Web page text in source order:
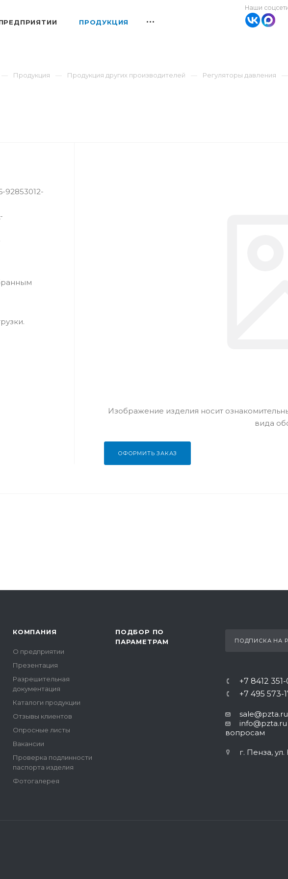
Наши
ПРОДУКЦИЯ
Продукция Продукция других производителей Регуляторы давления
92853012-
Изображение изделия носит
вида
ОФОРМИТЬ ЗАКАЗ
КОМПАНИЯ
О предприятии
Презентация
Разрешительная
документация
Каталоги продукции
Отзывы клиентов
Опросные листы
Вакансии
Проверка подлинности
паспорта изделия
Фотогалерея
ПОДБОР ПО
ПАРАМЕТРАМ
ПОДПИСКА НА
+7 8412
+7 495 573-
sale@pzta.ru
info@pzta.ru
вопросам
г. Пенза,